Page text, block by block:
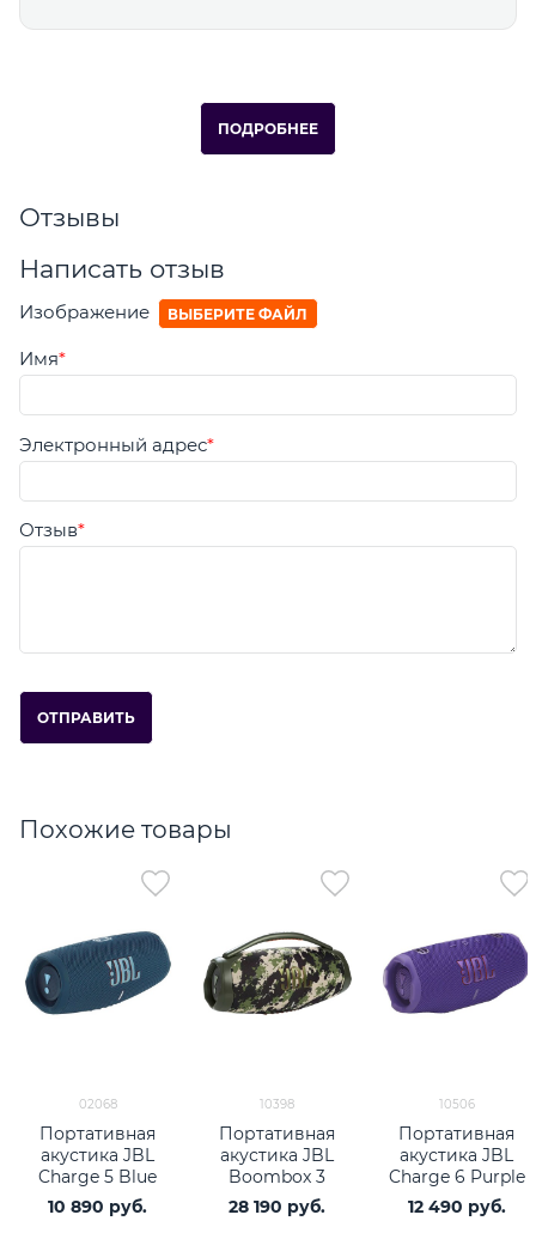
ПОДРОБНЕЕ
Отзывы
Написать отзыв
Изображение ВЫБЕРИТЕ ФАЙЛ
Имя
Электронный адрес
Отзыв
Похожие товары
02068
Портативная
акустика JBL
Charge 5 Blue
10 890 руб.
10398
Портативная
акустика JBL
Boombox 3
Squad
28 190 руб.
10506
Портативная
акустика JBL
Charge 6 Purple
12 490 руб.